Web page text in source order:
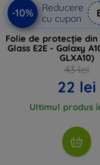
-10%
Reducere
cu cupon
Folie de protecție din
Glass E2E - Galaxy
GLXA10)
43 lei
22 lei
Ultimul produs